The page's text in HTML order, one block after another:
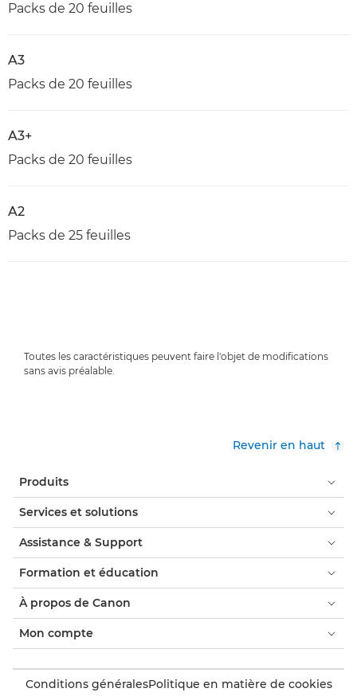
Packs de 20 feuilles
A3
Packs de 20 feuilles
A3+
Packs de 20 feuilles
A2
Packs de 25 feuilles
Toutes les caractéristiques peuvent faire l'objet de modifications
sans avis préalable.
Revenir en haut
Produits
Services et solutions
Assistance & Support
Formation et éducation
À propos de Canon
Mon compte
Conditions généralesPolitique en matière de cookies